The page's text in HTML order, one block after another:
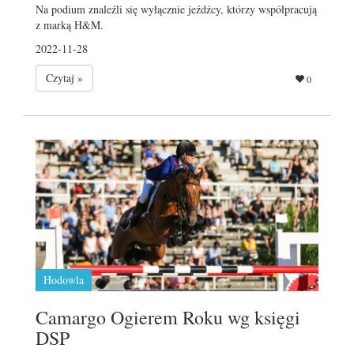
Na podium znaleźli się wyłącznie jeźdźcy, którzy współpracują
z marką H&M.
2022-11-28
Czytaj »
0
Hodowla
Camargo Ogierem Roku wg księgi
DSP